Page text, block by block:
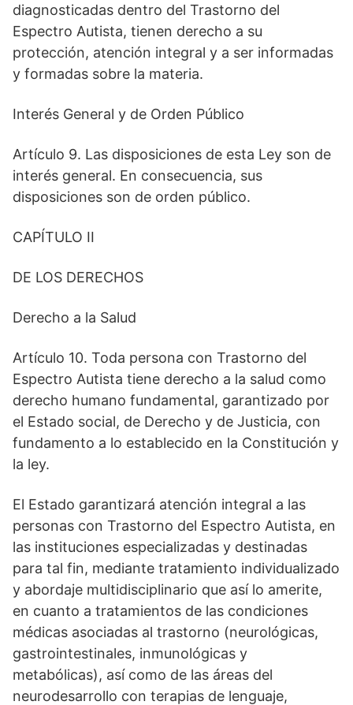
diagnosticadas dentro del Trastorno del
Espectro Autista, tienen derecho a su
protección, atención integral y a ser informadas
y formadas sobre la materia.
Interés General y de Orden Público
Artículo 9. Las disposiciones de esta Ley son de
interés general. En consecuencia, sus
disposiciones son de orden público.
CAPÍTULO II
DE LOS DERECHOS
Derecho a la Salud
Artículo 10. Toda persona con Trastorno del
Espectro Autista tiene derecho a la salud como
derecho humano fundamental, garantizado por
el Estado social, de Derecho y de Justicia, con
fundamento a lo establecido en la Constitución y
la ley.
El Estado garantizará atención integral a las
personas con Trastorno del Espectro Autista, en
las instituciones especializadas y destinadas
para tal fin, mediante tratamiento individualizado
y abordaje multidisciplinario que así lo amerite,
en cuanto a tratamientos de las condiciones
médicas asociadas al trastorno (neurológicas,
gastrointestinales, inmunológicas y
metabólicas), así como de las áreas del
neurodesarrollo con terapias de lenguaje,